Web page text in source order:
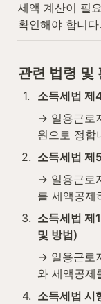
세액 계산이 필
확인해야 합니다.
관련 법령 및
1.
소득세법 제
→ 일용근로
원으로 정합
2. 소득세법 제
→ 일용근로
를 세액공제
3. 소득세법 제
및 방법)
→ 일용근로
와 세액공제
4. 소득세법 시